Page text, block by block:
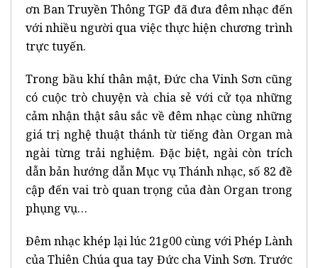
ơn Ban Truyền Thông TGP đã đưa đêm nhạc đến
với nhiều người qua việc thực hiện chương trình
trực tuyến.
Trong bầu khí thân mật, Đức cha Vinh Sơn cũng
có cuộc trò chuyện và chia sẻ với cử tọa những
cảm nhận thật sâu sắc về đêm nhạc cùng những
giá trị nghệ thuật thánh từ tiếng đàn Organ mà
ngài từng trải nghiệm. Đặc biệt, ngài còn trích
dẫn bản hướng dẫn Mục vụ Thánh nhạc, số 82 đề
cập đến vai trò quan trọng của đàn Organ trong
phụng vụ…
Đêm nhạc khép lại lúc 21g00 cùng với Phép Lành
của Thiên Chúa qua tay Đức cha Vinh Sơn. Trước